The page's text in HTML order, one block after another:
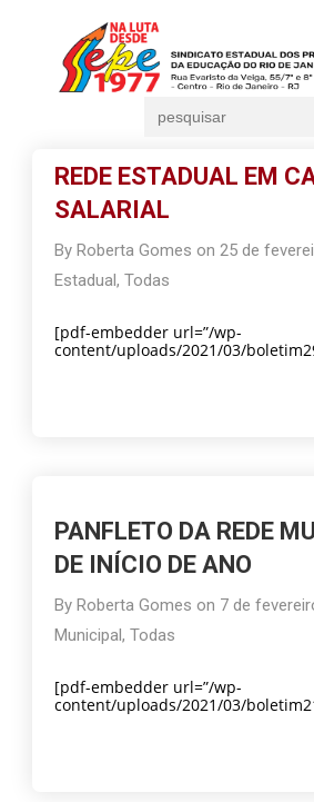
for:
REDE ESTADUAL EM
SALARIAL
ByRoberta Gomes on25 de
Estadual,Todas
[pdf-embedder url=”/wp-
content/uploads/2021/03/
PANFLETO DA REDE
DE INÍCIO DE ANO
ByRoberta Gomes on 7 de
Municipal,Todas
[pdf-embedder url=”/wp-
content/uploads/2021/03/